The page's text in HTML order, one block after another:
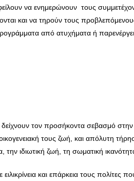
να ενημερώνουν τους
να τηρούν τους προβλεπόμενους
από ατυχήματα ή
τον προσήκοντα σεβασμό
τους ζωή, και απόλυτη
ιδιωτική ζωή, τη σωματική
και επάρκεια τους πολίτες